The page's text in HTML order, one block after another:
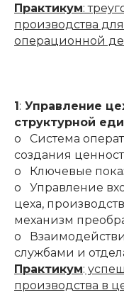
Практикум:
производства
операционной
1 : Управление
структурной
o Система
создания
o Ключевые
o Управление
цеха,
механизм
o
службами и
Практикум:
производства в